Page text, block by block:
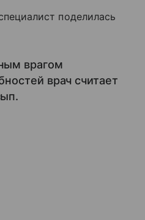
поделилась
врагом
врач считает